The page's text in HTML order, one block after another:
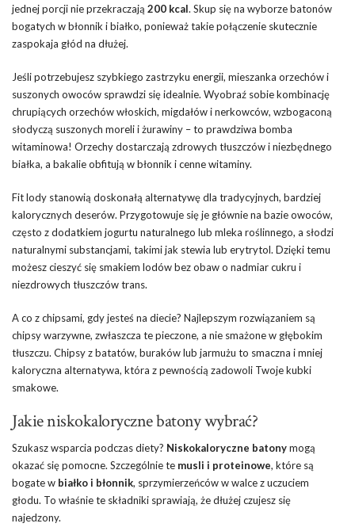
jednej porcji nie przekraczają 200 kcal. Skup się na wyborze batonów
bogatych w błonnik i białko, ponieważ takie połączenie skutecznie
zaspokaja głód na dłużej.
Jeśli potrzebujesz szybkiego zastrzyku energii, mieszanka orzechów i
suszonych owoców sprawdzi się idealnie. Wyobraź sobie kombinację
chrupiących orzechów włoskich, migdałów i nerkowców, wzbogaconą
słodyczą suszonych moreli i żurawiny – to prawdziwa bomba
witaminowa! Orzechy dostarczają zdrowych tłuszczów i niezbędnego
białka, a bakalie obfitują w błonnik i cenne witaminy.
Fit lody stanowią doskonałą alternatywę dla tradycyjnych, bardziej
kalorycznych deserów. Przygotowuje się je głównie na bazie owoców,
często z dodatkiem jogurtu naturalnego lub mleka roślinnego, a słodzi
naturalnymi substancjami, takimi jak stewia lub erytrytol. Dzięki temu
możesz cieszyć się smakiem lodów bez obaw o nadmiar cukru i
niezdrowych tłuszczów trans.
A co z chipsami, gdy jesteś na diecie? Najlepszym rozwiązaniem są
chipsy warzywne, zwłaszcza te pieczone, a nie smażone w głębokim
tłuszczu. Chipsy z batatów, buraków lub jarmużu to smaczna i mniej
kaloryczna alternatywa, która z pewnością zadowoli Twoje kubki
smakowe.
Jakie niskokaloryczne batony wybrać?
Szukasz wsparcia podczas diety? Niskokaloryczne batonymogą
okazać się pomocne. Szczególnie te musli i proteinowe, które są
bogate w białko i błonnik, sprzymierzeńców w walce z uczuciem
głodu. To właśnie te składniki sprawiają, że dłużej czujesz się
najedzony.